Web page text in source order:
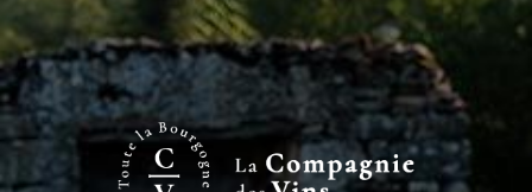
<PREVIOUS DOMAINE
NEXT DOMAINE>